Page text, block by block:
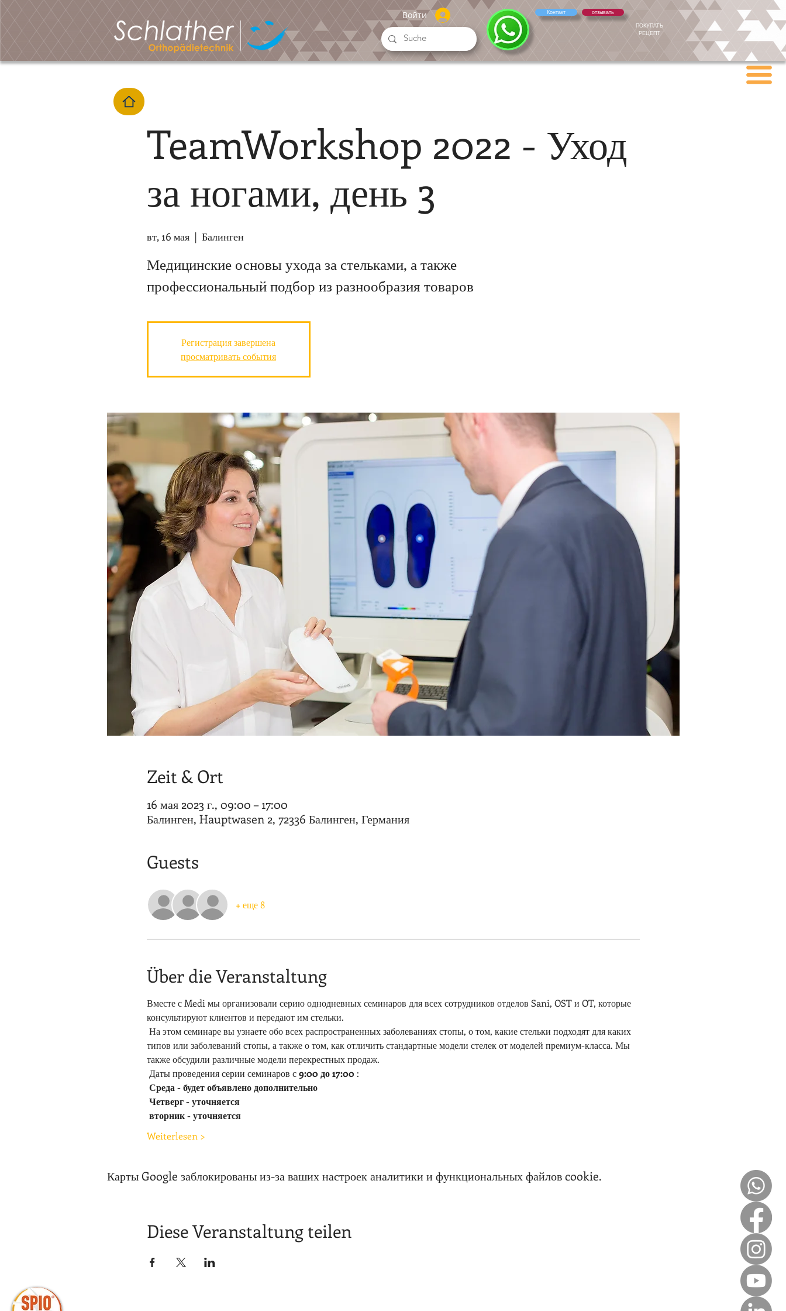
Войти Контакт
отзывать
ПОКУПАТЬ
РЕЦЕПТ
TeamWorkshop 2022 - Уход
за ногами, день 3
вт, 16 мая
  |
Балинген
Медицинские основы ухода за стельками, а также
профессиональный подбор из разнообразия товаров
Регистрация завершена
просматривать события
Zeit & Ort
16 мая 2023 г., 09:00 – 17:00
Балинген, Hauptwasen 2, 72336 Балинген, Германия
Guests
+ еще 8
Über die Veranstaltung
Вместе с Medi мы организовали серию однодневных семинаров для всех сотрудников отделов Sani, OST и OT, которые
консультируют клиентов и передают им стельки.
типов или заболеваний стопы, а также о том, как отличить стандартные модели стелек от моделей премиум-класса. Мы
также обсудили различные модели перекрестных продаж.
Даты проведения серии семинаров с 9:00 до 17:00 :
Среда - будет объявлено дополнительно
Четверг - уточняется
вторник - уточняется
Weiterlesen >
Карты Google заблокированы из-за ваших настроек аналитики и функциональных файлов cookie.
Diese Veranstaltung teilen